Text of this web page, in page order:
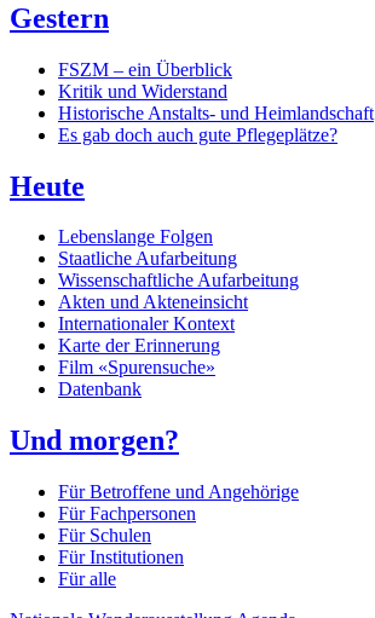
Gestern
FSZM – ein Überblick
Kritik und Widerstand
Historische Anstalts- und Heimlandschaft
Es gab doch auch gute Pflegeplätze?
Heute
Lebenslange Folgen
Staatliche Aufarbeitung
Wissenschaftliche Aufarbeitung
Akten und Akteneinsicht
Internationaler Kontext
Karte der Erinnerung
Film «Spurensuche»
Datenbank
Und morgen?
Für Betroffene und Angehörige
Für Fachpersonen
Für Schulen
Für Institutionen
Für alle